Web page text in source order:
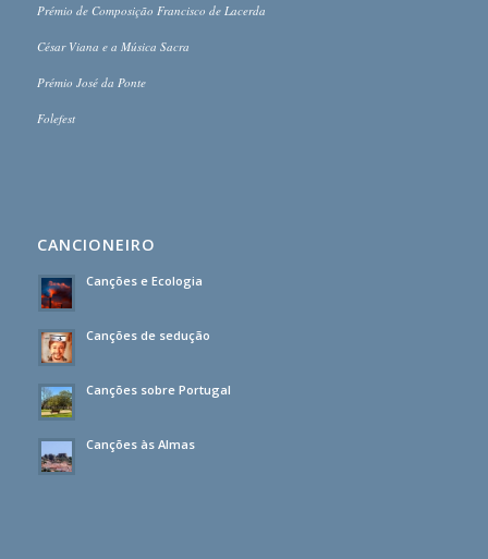
Prémio de Composição Francisco de Lacerda
César Viana e a Música Sacra
Prémio José da Ponte
Folefest
CANCIONEIRO
Canções e Ecologia
Canções de sedução
Canções sobre Portugal
Canções às Almas